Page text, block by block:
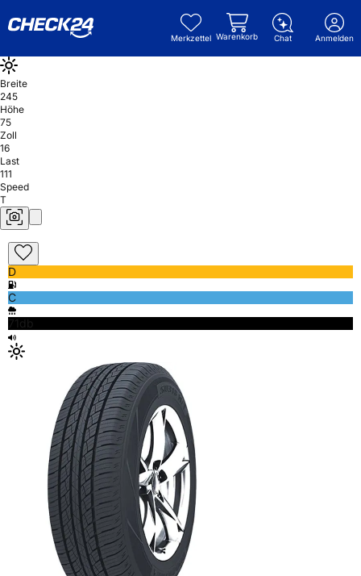
Merkzettel Warenkorb Chat Anmelden
Breite
245
Höhe
75
Zoll
16
Last
111
Speed
T
D
C
71db